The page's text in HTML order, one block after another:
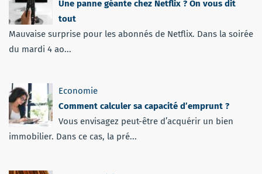
Une panne géante chez Netflix ? On vous dit
tout
Mauvaise surprise pour les abonnés de Netflix. Dans la soirée
du mardi 4 ao...
Economie
Comment calculer sa capacité d’emprunt ?
Vous envisagez peut-être d’acquérir un bien
immobilier. Dans ce cas, la pré...